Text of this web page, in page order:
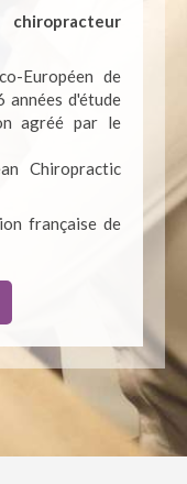
Européen de
années d'étude
agréé par le
Chiropractic
française de